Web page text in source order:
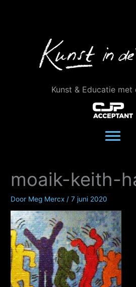
Kunst & Educatie met
moaik-keith-
Door Meg Mercx /7 juni 2020